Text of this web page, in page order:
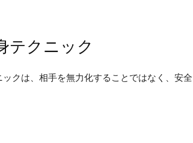
テクニック
クは、相手を無力化することではなく、安全